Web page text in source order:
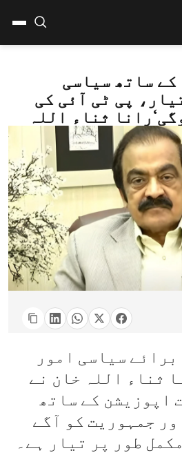
ساتھ سیاسی
پی ٹی آئی کی
ثناء اللہ
سیاسی امور
ثناء اللہ خان نے
اپوزیشن کے ساتھ
جمہوریت کو آگے
طور پر تیار ہے۔